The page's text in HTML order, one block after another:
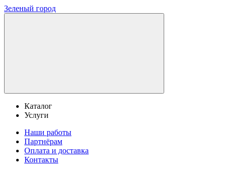
Зеленый город
Каталог
Услуги
Наши работы
Партнёрам
Оплата и доставка
Контакты